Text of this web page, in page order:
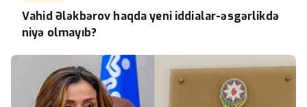
Vahid Ələkbərov haqda yeni iddialar-əsgərlikdə
niyə olmayıb?